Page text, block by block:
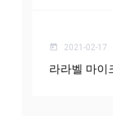
today 2021-02-17
라라벨 마이